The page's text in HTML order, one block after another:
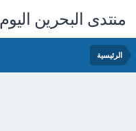
منتدى البحرين اليوم
الرئيسية